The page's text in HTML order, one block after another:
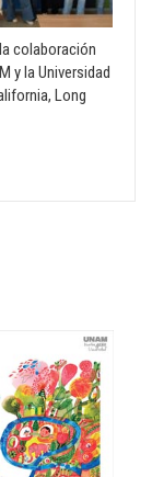
colaboración
y la Universidad
Long